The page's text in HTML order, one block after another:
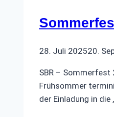
28. Juli 202520.
SBR –
Frühsommer
der Einladung in